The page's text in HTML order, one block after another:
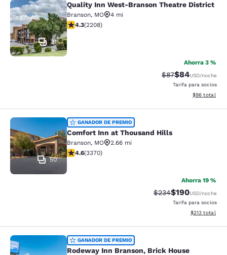
Quality Inn West-Branson Theatre
31
Quality Inn West-Branson Theatre District
Branson, MO
4 mi
calificación de 4.28 estrellas. Excelente. 2208 reseñas
4.3(2208)
Ahorra 3 %
Precio tachado:
$87Precio con
$84USD/noche
Tarifa para socios
Ver detalles
$96 total
Comfort Inn at Thousand Hills
50
GANADOR DE PREMIO
Comfort Inn at Thousand Hills
Branson, MO
2.66 mi
calificación de 4.58 estrellas. Excelente. 3370 reseñas
4.6(3370)
Ahorra 19 %
Precio tachado:
$234Precio con
$190USD/noche
Tarifa para socios
Ver detalles
$213 total
Rodeway Inn Branson, Brick House
GANADOR DE PREMIO
Rodeway Inn Branson, Brick House